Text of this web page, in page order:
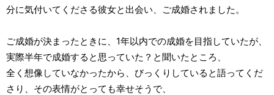
分に気付いてくださる彼女と出会い、ご成婚されました。
ご成婚が決まったときに、1年以内での成婚を目指していたが、
実際半年で成婚すると思っていた？と聞いたところ、
全く想像していなかったから、びっくりしていると語ってくだ
さり、その表情がとっても幸せそうで、